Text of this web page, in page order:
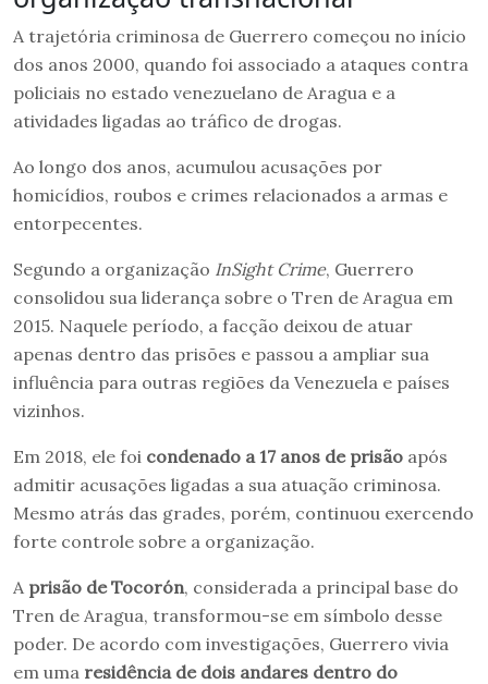
A trajetória criminosa de Guerrero começou no início
dos anos 2000, quando foi associado a ataques contra
policiais no estado venezuelano de Aragua e a
atividades ligadas ao tráfico de drogas.
Ao longo dos anos, acumulou acusações por
homicídios, roubos e crimes relacionados a armas e
entorpecentes.
Segundo a organização InSight Crime, Guerrero
consolidou sua liderança sobre o Tren de Aragua em
2015. Naquele período, a facção deixou de atuar
apenas dentro das prisões e passou a ampliar sua
influência para outras regiões da Venezuela e países
vizinhos.
Em 2018, ele foi condenado a 17 anos de prisão após
admitir acusações ligadas a sua atuação criminosa.
Mesmo atrás das grades, porém, continuou exercendo
forte controle sobre a organização.
A prisão de Tocorón, considerada a principal base do
Tren de Aragua, transformou-se em símbolo desse
poder. De acordo com investigações, Guerrero vivia
em uma residência de dois andares dentro do